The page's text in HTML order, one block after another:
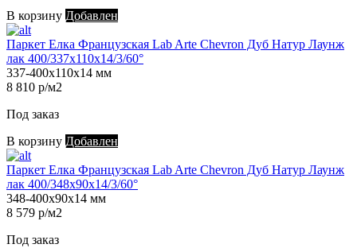
В корзину Добавлен
Паркет Елка Французская Lab Arte Chevron Дуб Натур Лаунж
лак 400/337х110х14/3/60°
337-400х110х14 мм
8 810 р/м2
Под заказ
В корзину Добавлен
Паркет Елка Французская Lab Arte Chevron Дуб Натур Лаунж
лак 400/348х90х14/3/60°
348-400х90х14 мм
8 579 р/м2
Под заказ